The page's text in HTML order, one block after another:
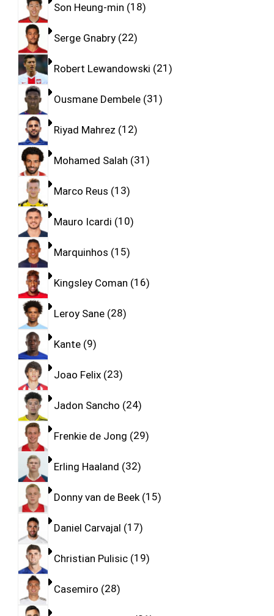
Son Heung-min 18
Serge Gnabry 22
Robert Lewandowski 21
Ousmane Dembele 31
Riyad Mahrez 12
Mohamed Salah 31
Marco Reus 13
Mauro Icardi 10
Marquinhos 15
Kingsley Coman 16
Leroy Sane 28
Kante 9
Joao Felix 23
Jadon Sancho 24
Frenkie de Jong 29
Erling Haaland 32
Donny van de Beek 15
Daniel Carvajal 17
Christian Pulisic 19
Casemiro 28